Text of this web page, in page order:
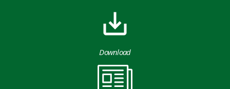
Download